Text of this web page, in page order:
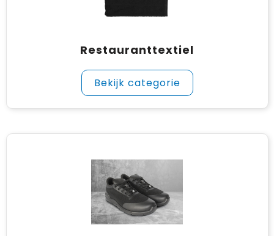
Restauranttextiel
Bekijk categorie